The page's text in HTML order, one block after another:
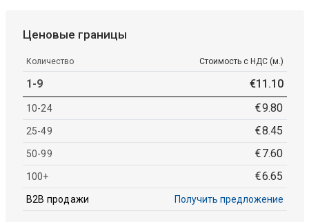
Ценовые границы
Количество Стоимость с НДС (м.)
1-9 €11 .10
10-24 €9.80
25-49 €8.45
50-99 €7.60
100+ €6.65
B2B продажи Получить предложение